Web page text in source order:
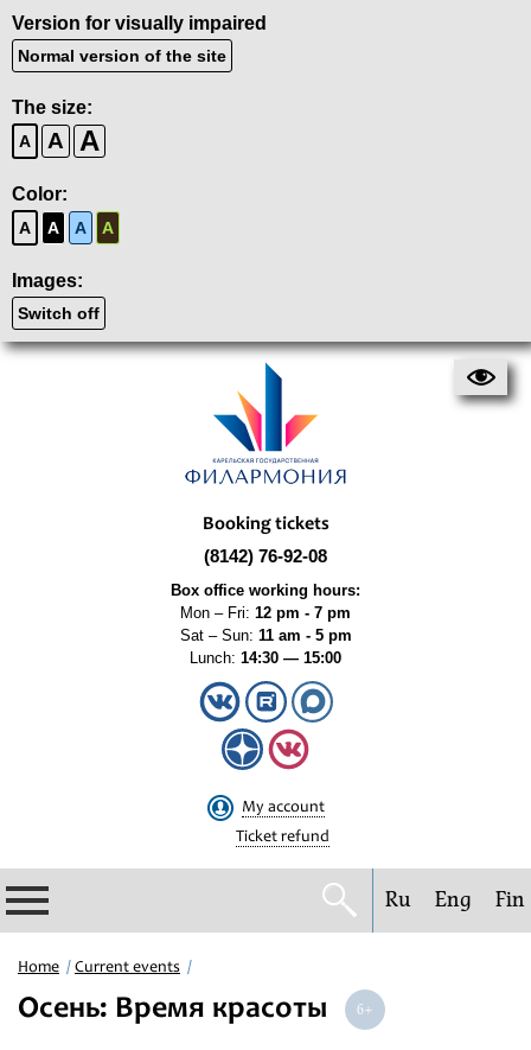
Version for visually impaired
Normal version of the site
The size:
A A A
Color:
A A A A
Images:
Switch off
Booking tickets
(8142) 76-92-08
Box office working hours:
Mon – Fri: 12 pm - 7 pm
Sat – Sun: 11 am - 5 pm
Lunch: 14:30 — 15:00
My account
Ticket refund
Philharmonic
Current events
Ru Eng Fin
Home Current events
Осень: Время красоты